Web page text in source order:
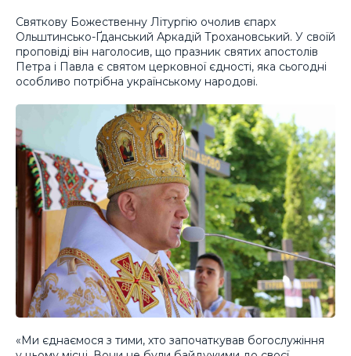
Святкову Божественну Літургію очолив єпарх
Ольштинсько-Ґданський Аркадій Трохановський. У своїй
проповіді він наголосив, що празник святих апостолів
Петра і Павла є святом церковної єдності, яка сьогодні
особливо потрібна українському народові.
«Ми єднаємося з тими, хто започаткував богослужіння